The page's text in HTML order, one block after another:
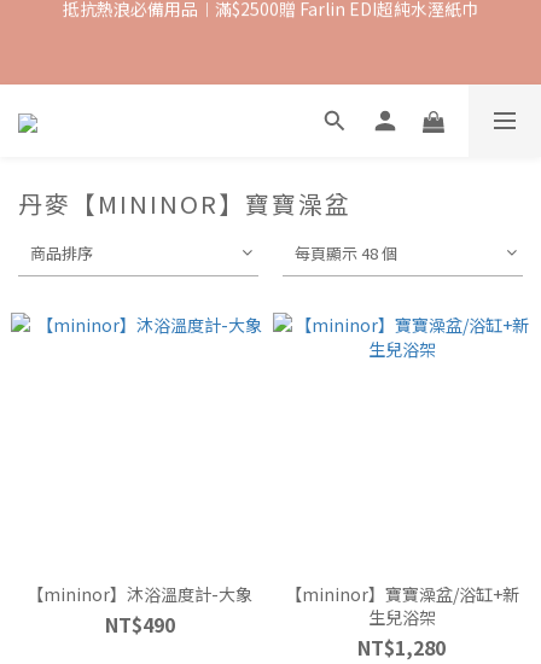
抵抗熱浪必備用品︱滿$2500贈 Farlin EDI超純水溼紙巾
丹麥【MININOR】寶寶澡盆
商品排序 每頁顯示 48 個
【mininor】沐浴溫度計-大象
NT$490
【mininor】寶寶澡盆/浴缸+新
生兒浴架
NT$1,280